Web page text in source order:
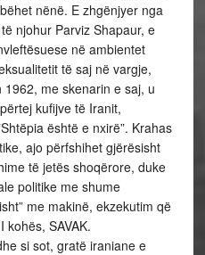
nënë. E zhgënjyer nga
njohur Parviz Shapaur, e
në ambientet
të saj në vargje,
me skenarin e saj, u
kufijve të Iranit,
është e nxirë”. Krahas
ajo përfshihet gjërësisht
të jetës shoqërore, duke
politike me shume
me makinë, ekzekutim që
kohës, SAVAK.
si sot, gratë iraniane e